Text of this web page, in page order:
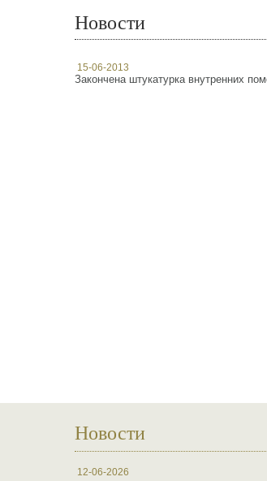
Новости
15-06-2013
Закончена штукатурка внутренних
Новости
12-06-2026